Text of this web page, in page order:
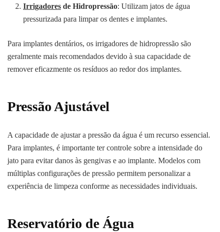
Irrigadores de Hidropressão: Utilizam jatos de água
pressurizada para limpar os dentes e implantes.
Para implantes dentários, os irrigadores de hidropressão são
geralmente mais recomendados devido à sua capacidade de
remover eficazmente os resíduos ao redor dos implantes.
Pressão Ajustável
A capacidade de ajustar a pressão da água é um recurso essencial.
Para implantes, é importante ter controle sobre a intensidade do
jato para evitar danos às gengivas e ao implante. Modelos com
múltiplas configurações de pressão permitem personalizar a
experiência de limpeza conforme as necessidades individuais.
Reservatório de Água